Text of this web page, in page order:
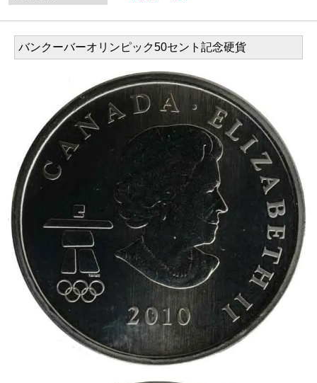
バンクーバーオリンピック50セント記念硬貨